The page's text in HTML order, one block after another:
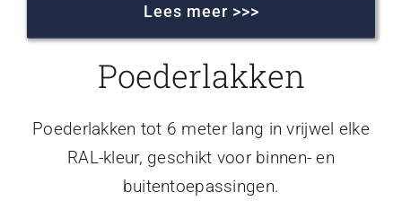
Lees meer >>>
Poederlakken
Poederlakken tot 6 meter lang in vrijwel elke
RAL-kleur, geschikt voor binnen- en
buitentoepassingen.